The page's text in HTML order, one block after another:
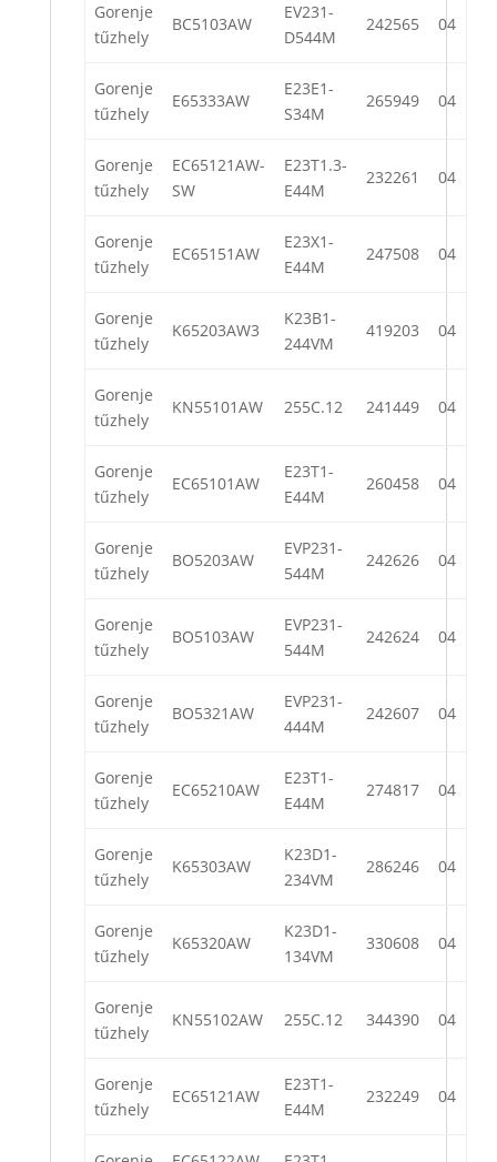
Gorenje
tűzhely
BC5103AW
EV231-
D544M
242565 04
Gorenje
tűzhely
E65333AW
E23E1-
S34M
265949 04
Gorenje
tűzhely
EC65121AW-
SW
E23T1.3-
E44M
232261 04
Gorenje
tűzhely
EC65151AW
E23X1-
E44M
247508 04
Gorenje
tűzhely
K65203AW3
K23B1-
244VM
419203 04
Gorenje
tűzhely
KN55101AW 255C.12 241449 04
Gorenje
tűzhely
EC65101AW
E23T1-
E44M
260458 04
Gorenje
tűzhely
BO5203AW
EVP231-
544M
242626 04
Gorenje
tűzhely
BO5103AW
EVP231-
544M
242624 04
Gorenje
tűzhely
BO5321AW
EVP231-
444M
242607 04
Gorenje
tűzhely
EC65210AW
E23T1-
E44M
274817 04
Gorenje
tűzhely
K65303AW
K23D1-
234VM
286246 04
Gorenje
tűzhely
K65320AW
K23D1-
134VM
330608 04
Gorenje
tűzhely
KN55102AW 255C.12 344390 04
Gorenje
tűzhely
EC65121AW
E23T1-
E44M
232249 04